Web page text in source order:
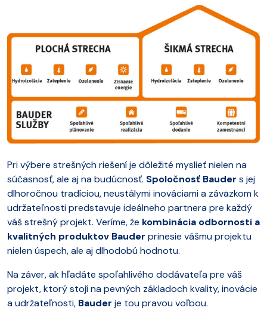
Pri výbere strešných riešení je dôležité myslieť nielen na
súčasnosť, ale aj na budúcnosť. Spoločnosť Bauder s jej
dlhoročnou tradíciou, neustálymi inováciami a záväzkom k
udržateľnosti predstavuje ideálneho partnera pre každý
váš strešný projekt. Veríme, že kombinácia odbornosti a
kvalitných produktov Bauder prinesie vášmu projektu
nielen úspech, ale aj dlhodobú hodnotu.
Na záver, ak hľadáte spoľahlivého dodávateľa pre váš
projekt, ktorý stojí na pevných základoch kvality, inovácie
a udržateľnosti, Bauder je tou pravou voľbou.